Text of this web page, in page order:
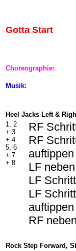
Gotta Start
Choreographie:
Musik:
Heel Jacks Left &
1, 2
+ 3
+ 4
5, 6
+ 7
+ 8
RF
RF
auftippen
LF
LF
LF
auftippen
RF
Rock Step Forward,